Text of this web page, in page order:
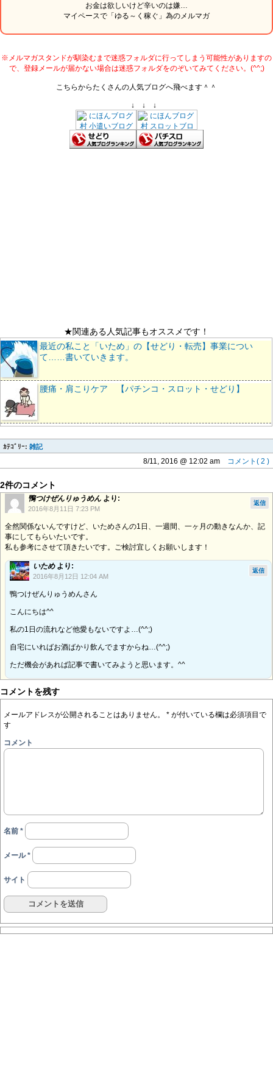
お金は欲しいけど辛いのは嫌…
マイペースで「ゆる～く稼ぐ」為のメルマガ
※メルマガスタンドが馴染むまで迷惑フォルダに行ってしまう可能性がありますの
で、登録メールが届かない場合は迷惑フォルダをのぞいてみてください。(^^;)
こちらからたくさんの人気ブログへ飛べます＾＾
↓ ↓ ↓
★関連ある人気記事もオススメです！
最近の私こと「いため」の【せどり・転売】事業につい
て……書いていきます。
腰痛・肩こりケア 【パチンコ・スロット・せどり】
ｶﾃｺﾞﾘｰ: 雑記
8/11, 2016 @ 12:02 am コメント( 2 )
2件のコメント
鴨つけぜんりゅうめん より:
2016年8月11日 7:23 PM
全然関係ないんですけど、いためさんの1日、一週間、一ヶ月の動きなんか、記
事にしてもらいたいです。
私も参考にさせて頂きたいです。ご検討宜しくお願いします！
返信
いため より:
2016年8月12日 12:04 AM
鴨つけぜんりゅうめんさん
こんにちは^^
私の1日の流れなど他愛もないですよ…(^^;)
自宅にいればお酒ばかり飲んでますからね…(^^;)
ただ機会があれば記事で書いてみようと思います。^^
返信
コメントを残す
メールアドレスが公開されることはありません。 * が付いている欄は必須項目で
す
コメント
名前 *
メール*
サイト